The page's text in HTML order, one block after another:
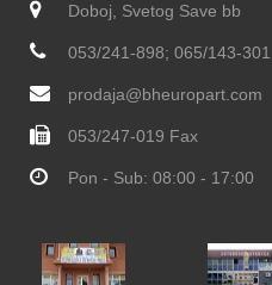
Doboj, Svetog Save bb
053/241-898; 065/143-301
prodaja@bheuropart.com
053/247-019 Fax
Pon - Sub: 08:00 - 17:00